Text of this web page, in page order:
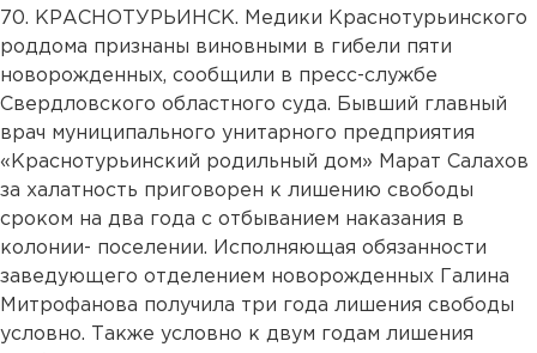
70. КРАСНОТУРЬИНСК. Медики Краснотурьинского
роддома признаны виновными в гибели пяти
новорожденных, сообщили в пресс-службе
Свердловского областного суда. Бывший главный
врач муниципального унитарного предприятия
«Краснотурьинский родильный дом» Марат Салахов
за халатность приговорен к лишению свободы
сроком на два года с отбыванием наказания в
колонии- поселении. Исполняющая обязанности
заведующего отделением новорожденных Галина
Митрофанова получила три года лишения свободы
условно. Также условно к двум годам лишения